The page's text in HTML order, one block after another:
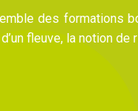
des formations
d’un fleuve, la notion